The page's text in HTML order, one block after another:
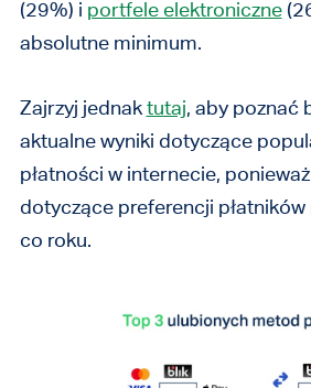
(29%) i portfele elektroniczne
absolutne minimum.
Zajrzyj jednaktutaj, aby poznać
aktualne wyniki dotyczące
płatności w internecie,
dotyczące preferencji
co roku.